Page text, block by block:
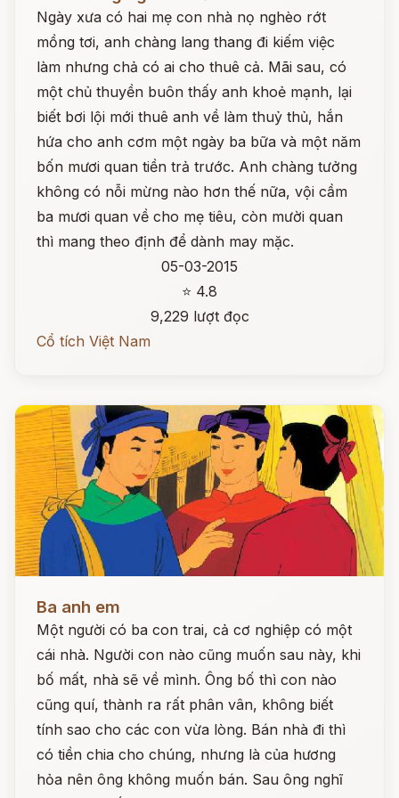
Ngày xưa có hai mẹ con nhà nọ nghèo rớt
mồng tơi, anh chàng lang thang đi kiếm việc
làm nhưng chả có ai cho thuê cả. Mãi sau, có
một chủ thuyền buôn thấy anh khoẻ mạnh, lại
biết bơi lội mới thuê anh về làm thuỷ thủ, hắn
hứa cho anh cơm một ngày ba bữa và một năm
bốn mươi quan tiền trả trước. Anh chàng tưởng
không có nỗi mừng nào hơn thế nữa, vội cầm
ba mươi quan về cho mẹ tiêu, còn mười quan
thì mang theo định để dành may mặc.
05-03-2015
⭐ 4.8
9,229 lượt đọc
Cổ tích Việt Nam
Ba anh em
Một người có ba con trai, cả cơ nghiệp có một
cái nhà. Người con nào cũng muốn sau này, khi
bố mất, nhà sẽ về mình. Ông bố thì con nào
cũng quí, thành ra rất phân vân, không biết
tính sao cho các con vừa lòng. Bán nhà đi thì
có tiền chia cho chúng, nhưng là của hương
hỏa nên ông không muốn bán. Sau ông nghĩ